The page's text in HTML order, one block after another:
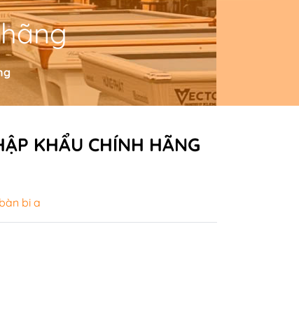
Bàn Bi-a 9019 lướt
KHẨU CHÍNH HÃNG
bi a